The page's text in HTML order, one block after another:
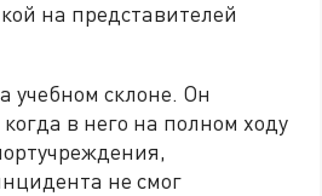
на представителей
учебном склоне. Он
в него на полном ходу
не смог